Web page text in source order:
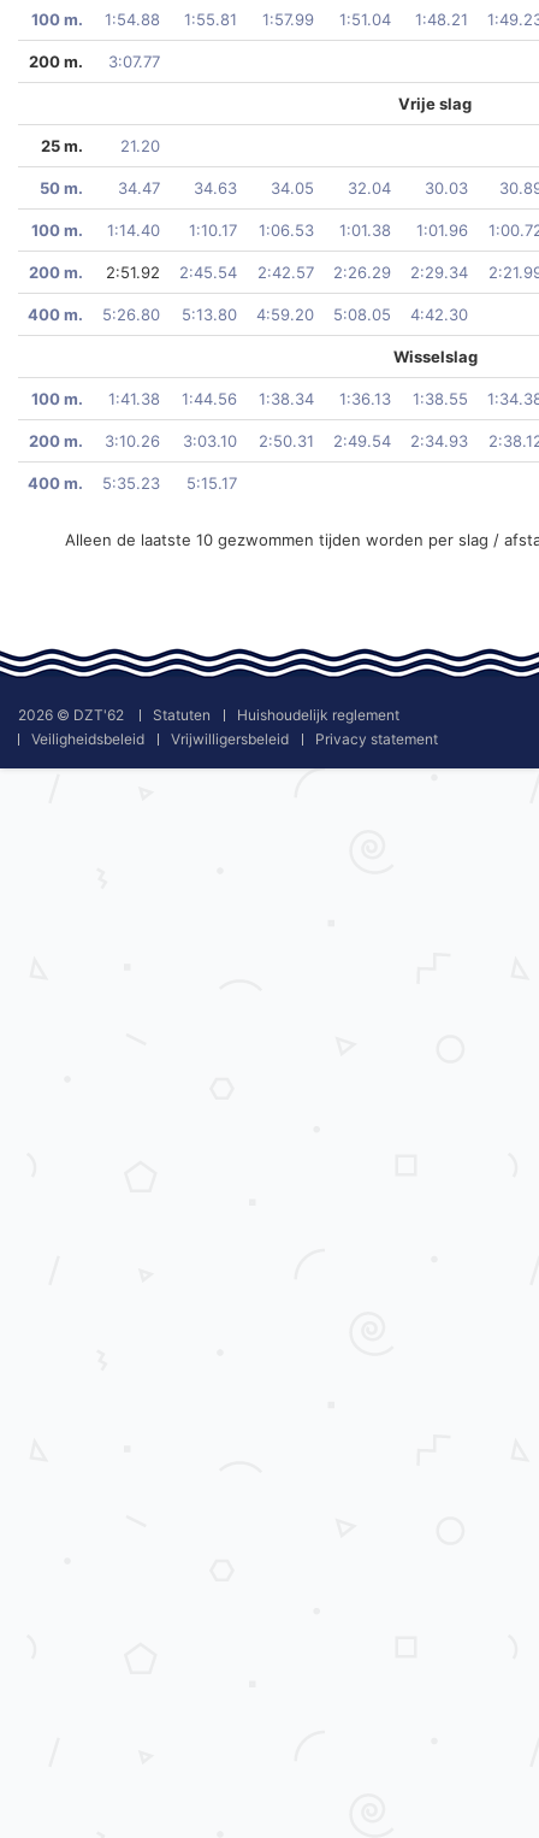
100 m. 1:54.88 1:55.81 1:57.99 1:51.04 1:48.21
200 m. 3:07.77
Vrije slag
25 m. 21.20
50 m. 34.47 34.63 34.05 32.04 30.03
100 m. 1:14.40 1:10.17 1:06.53 1:01.38 1:01.96
200 m. 2:51.92 2:45.54 2:42.57 2:26.29 2:29.34
400 m. 5:26.80 5:13.80 4:59.20 5:08.05 4:42.30
Wisselslag
100 m. 1:41.38 1:44.56 1:38.34 1:36.13 1:38.55
200 m. 3:10.26 3:03.10 2:50.31 2:49.54 2:34.93
400 m. 5:35.23 5:15.17
Alleen de laatste 10 gezwommen tijden worden per slag /
2026 © DZT'62 Statuten
Huishoudelijk reglement
Veiligheidsbeleid
Vrijwilligersbeleid Privacy statement